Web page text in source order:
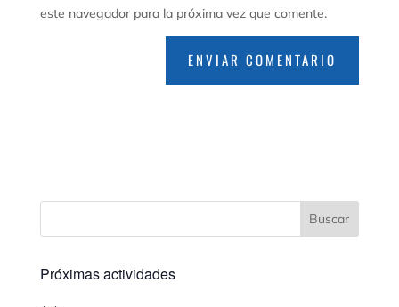
este navegador para la próxima vez que comente.
Próximas actividades